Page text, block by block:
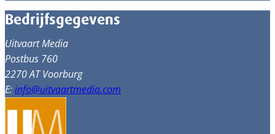
Bedrijfsgegevens
Uitvaart Media
Postbus 760
2270 AT Voorburg
E:info@uitvaartmedia.com